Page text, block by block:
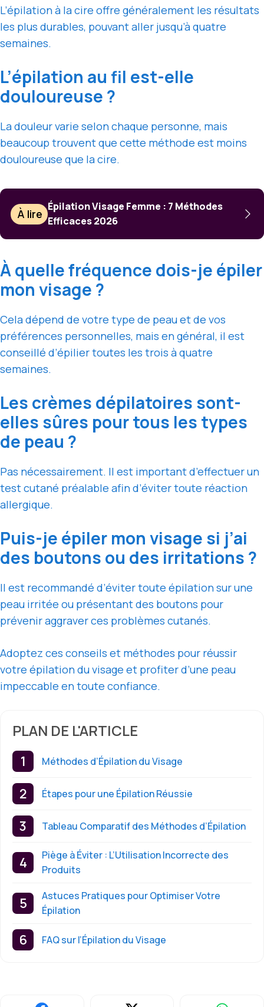
L’épilation à la cire offre généralement les résultats
les plus durables, pouvant aller jusqu’à quatre
semaines.
L’épilation au fil est-elle
douloureuse ?
La douleur varie selon chaque personne, mais
beaucoup trouvent que cette méthode est moins
douloureuse que la cire.
À lire
Épilation Visage Femme : 7 Méthodes
Efficaces 2026
À quelle fréquence dois-je épiler
mon visage ?
Cela dépend de votre type de peau et de vos
préférences personnelles, mais en général, il est
conseillé d’épilier toutes les trois à quatre
semaines.
Les crèmes dépilatoires sont-
elles sûres pour tous les types
de peau ?
Pas nécessairement. Il est important d’effectuer un
test cutané préalable afin d’éviter toute réaction
allergique.
Puis-je épiler mon visage si j’ai
des boutons ou des irritations ?
Il est recommandé d’éviter toute épilation sur une
peau irritée ou présentant des boutons pour
prévenir aggraver ces problèmes cutanés.
Adoptez ces conseils et méthodes pour réussir
votre épilation du visage et profiter d’une peau
impeccable en toute confiance.
PLAN DE L'ARTICLE
Méthodes d’Épilation du Visage
Étapes pour une Épilation Réussie
Tableau Comparatif des Méthodes d’Épilation
Piège à Éviter : L’Utilisation Incorrecte des
Produits
Astuces Pratiques pour Optimiser Votre
Épilation
FAQ sur l’Épilation du Visage